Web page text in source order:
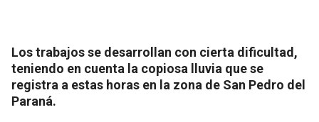
Los trabajos se desarrollan con cierta dificultad,
teniendo en cuenta la copiosa lluvia que se
registra a estas horas en la zona de San Pedro del
Paraná.